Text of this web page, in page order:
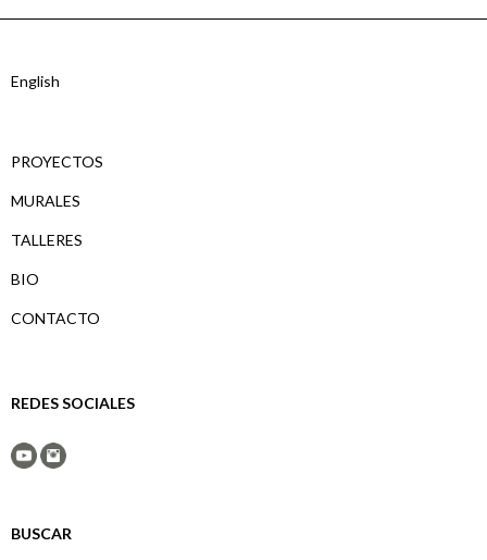
English
PROYECTOS
MURALES
TALLERES
BIO
CONTACTO
REDES SOCIALES
BUSCAR